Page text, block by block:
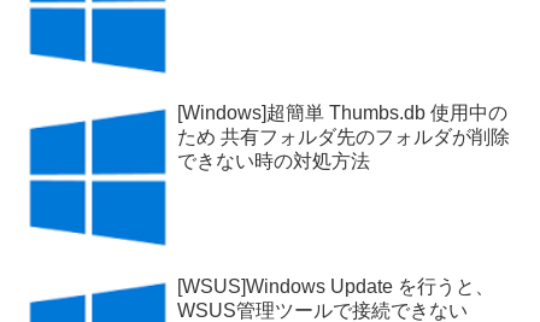
[Windows]超簡単 Thumbs.db 使用中の
ため 共有フォルダ先のフォルダが削除
できない時の対処方法
[WSUS]Windows Update を行うと、
WSUS管理ツールで接続できない